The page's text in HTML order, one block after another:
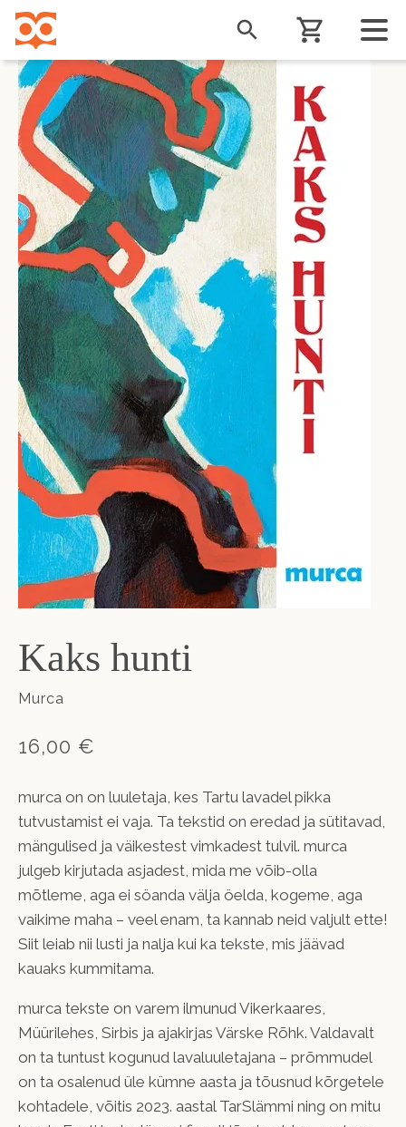
Liigu
edasi
põhisisu
juurde
Kaks hunti
Murca
16,00 €
murca on on luuletaja, kes Tartu lavadel pikka
tutvustamist ei vaja. Ta tekstid on eredad ja sütitavad,
mängulised ja väikestest vimkadest tulvil. murca
julgeb kirjutada asjadest, mida me võib-olla
mõtleme, aga ei söanda välja öelda, kogeme, aga
vaikime maha – veel enam, ta kannab neid valjult ette!
Siit leiab nii lusti ja nalja kui ka tekste, mis jäävad
kauaks kummitama.
murca tekste on varem ilmunud Vikerkaares,
Müürilehes, Sirbis ja ajakirjas Värske Rõhk. Valdavalt
on ta tuntust kogunud lavaluuletajana – prõmmudel
on ta osalenud üle kümne aasta ja tõusnud kõrgetele
kohtadele, võitis 2023. aastal TarSlämmi ning on mitu